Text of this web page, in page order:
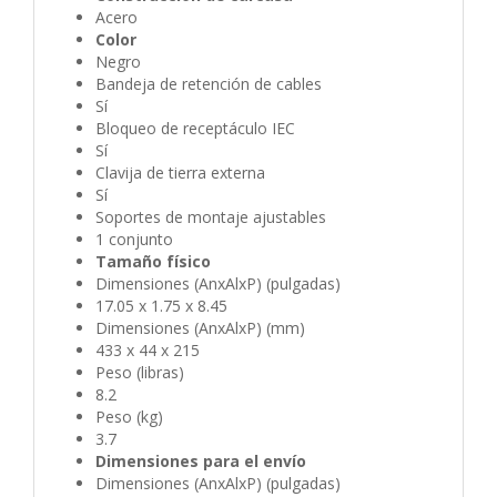
Acero
Color
Negro
Bandeja de retención de cables
Sí
Bloqueo de receptáculo IEC
Sí
Clavija de tierra externa
Sí
Soportes de montaje ajustables
1 conjunto
Tamaño físico
Dimensiones (AnxAlxP) (pulgadas)
17.05 x 1.75 x 8.45
Dimensiones (AnxAlxP) (mm)
433 x 44 x 215
Peso (libras)
8.2
Peso (kg)
3.7
Dimensiones para el envío
Dimensiones (AnxAlxP) (pulgadas)